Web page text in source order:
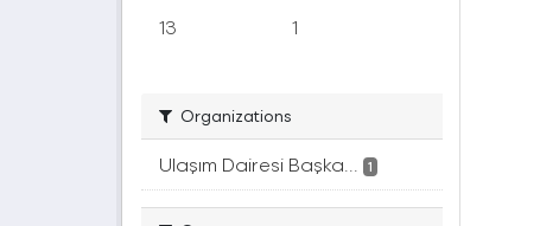
13 1
Organizations
Ulaşım Dairesi Başka... 1